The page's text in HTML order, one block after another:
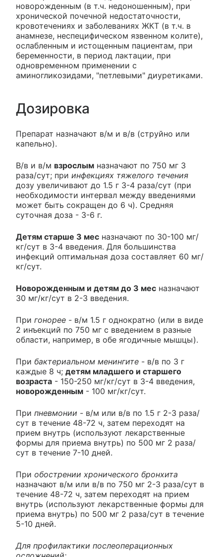
новорожденным (в т.ч. недоношенным), при
хронической почечной недостаточности,
кровотечениях и заболеваниях ЖКТ (в т.ч. в
анамнезе, неспецифическом язвенном колите),
ослабленным и истощенным пациентам, при
беременности, в период лактации, при
одновременном применении с
аминогликозидами, "петлевыми" диуретиками.
Дозировка
Препарат назначают в/м и в/в (струйно или
капельно).
В/в и в/м взрослым назначают по 750 мг 3
раза/сут; при инфекциях тяжелого течения
дозу увеличивают до 1.5 г 3-4 раза/сут (при
необходимости интервал между введениями
может быть сокращен до 6 ч). Средняя
суточная доза - 3-6 г.
Детям старше 3 мес назначают по 30-100 мг/
кг/сут в 3-4 введения. Для большинства
инфекций оптимальная доза составляет 60 мг/
кг/сут.
Новорожденным и детям до 3 мес назначают
30 мг/кг/сут в 2-3 введения.
При гонорее - в/м 1.5 г однократно (или в виде
2 инъекций по 750 мг с введением в разные
области, например, в обе ягодичные мышцы).
При бактериальном менингите - в/в по 3 г
каждые 8 ч; детям младшего и старшего
возраста - 150-250 мг/кг/сут в 3-4 введения,
новорожденным - 100 мг/кг/сут.
При пневмонии - в/м или в/в по 1.5 г 2-3 раза/
сут в течение 48-72 ч, затем переходят на
прием внутрь (используют лекарственные
формы для приема внутрь) по 500 мг 2 раза/
сут в течение 7-10 дней.
При обострении хронического бронхита
назначают в/м или в/в по 750 мг 2-3 раза/сут в
течение 48-72 ч, затем переходят на прием
внутрь (используют лекарственные формы для
приема внутрь) по 500 мг 2 раза/сут в течение
5-10 дней.
Для профилактики послеоперационных